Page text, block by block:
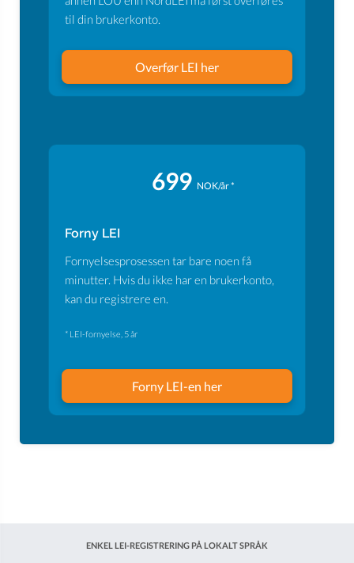
til din brukerkonto.
Overfør LEI her
699 NOK/år *
Forny LEI
Fornyelsesprosessen tar bare noen få
minutter. Hvis du ikke har en brukerkonto,
kan du registrere en.
* LEI-fornyelse, 5 år
Forny LEI-en her
ENKEL LEI-REGISTRERING PÅ LOKALT SPRÅK